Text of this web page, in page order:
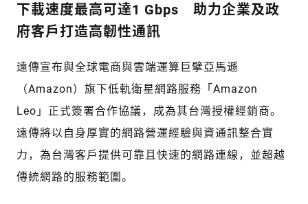
下載速度最高可達1 Gbps 助力企業及政
府客戶打造高韌性通訊
遠傳宣布與全球電商與雲端運算巨擘亞馬遜
（Amazon）旗下低軌衛星網路服務「Amazon
Leo」正式簽署合作協議，成為其台灣授權經銷商。
遠傳將以自身厚實的網路營運經驗與資通訊整合實
力，為台灣客戶提供可靠且快速的網路連線，並超越
傳統網路的服務範圍。